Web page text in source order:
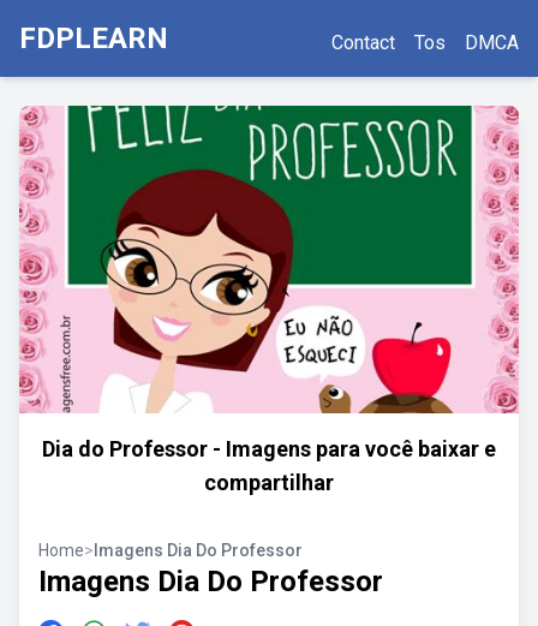
FDPLEARN Contact Tos DMCA
Dia do Professor - Imagens para você baixar e
compartilhar
Home> Imagens Dia Do Professor
Imagens Dia Do Professor